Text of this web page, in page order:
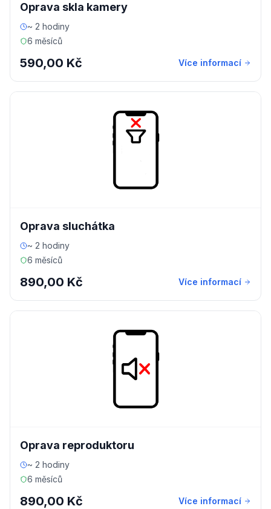
Oprava skla kamery
~ 2 hodiny
6 měsíců
590,00 Kč Více informací
Oprava sluchátka
~ 2 hodiny
6 měsíců
890,00 Kč Více informací
Oprava reproduktoru
~ 2 hodiny
6 měsíců
890,00 Kč Více informací